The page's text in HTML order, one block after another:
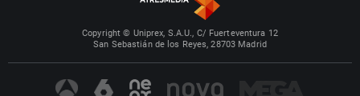
Copyright © Uniprex, S.A.U., C/ Fuerteventura 12
San Sebastián de los Reyes, 28703 Madrid